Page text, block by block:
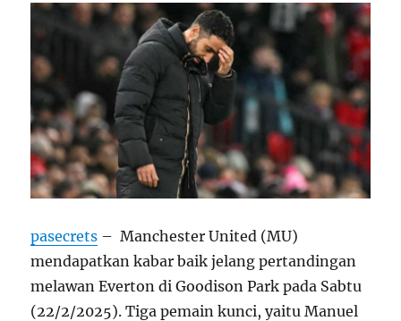
pasecrets – Manchester United (MU)
mendapatkan kabar baik jelang pertandingan
melawan Everton di Goodison Park pada Sabtu
(22/2/2025). Tiga pemain kunci, yaitu Manuel